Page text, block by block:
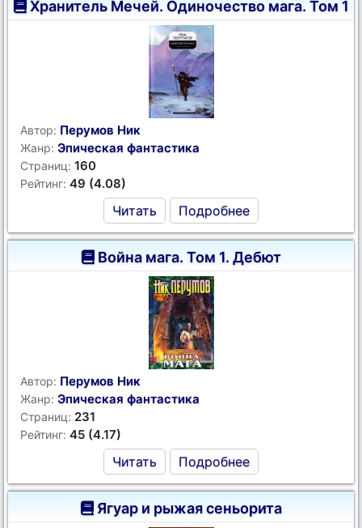
Хранитель Мечей. Одиночество мага. Том 1
Автор: Перумов Ник
Жанр: Эпическая фантастика
Страниц: 160
Рейтинг: 49 (4.08)
Читать Подробнее
Война мага. Том 1. Дебют
Автор: Перумов Ник
Жанр: Эпическая фантастика
Страниц: 231
Рейтинг: 45 (4.17)
Читать Подробнее
Ягуар и рыжая сеньорита